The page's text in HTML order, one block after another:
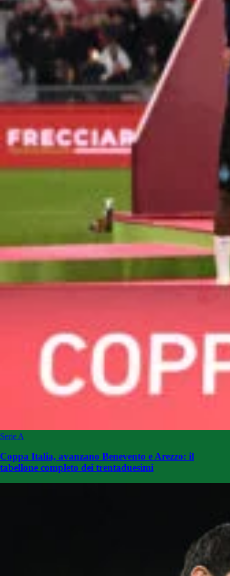
Serie A
Coppa Italia, avanzano Benevento e Arezzo: il
tabellone completo dei trentaduesimi